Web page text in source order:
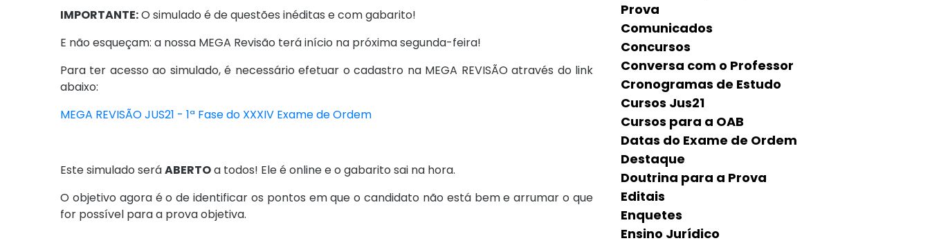
IMPORTANTE:O simulado é de questões inéditas e com gabarito!
E não esqueçam: a nossa MEGA Revisão terá início na próxima segunda-feira!
Para ter acesso ao simulado, é necessário efetuar o cadastro na MEGA REVISÃO através do link
abaixo:
MEGA REVISÃO JUS21 - 1ª Fase do XXXIV Exame de Ordem
Este simulado seráABERTOa todos! Ele é online e o gabarito sai na hora.
O objetivo agora é o de identificar os pontos em que o candidato não está bem e arrumar o que
for possível para a prova objetiva.
Prova
Comunicados
Concursos
Conversa com o Professor
Cronogramas de Estudo
Cursos Jus21
Cursos para a OAB
Datas do Exame de Ordem
Destaque
Doutrina para a Prova
Editais
Enquetes
Ensino Jurídico